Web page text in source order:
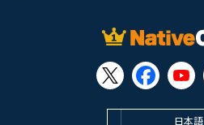
日本語